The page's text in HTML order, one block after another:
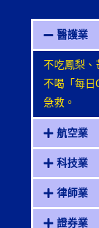
醫護業
不吃鳳梨、
不喝「每日
急救。
航空業
科技業
律師業
證券業